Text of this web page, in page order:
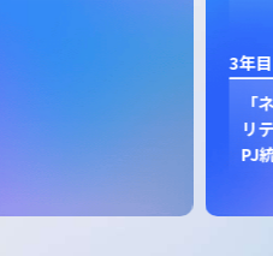
プ
ジ
昇